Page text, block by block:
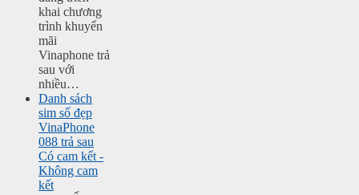
khai chương
trình khuyến
mãi
Vinaphone trả
sau với
nhiều…
Danh sách
sim số đẹp
VinaPhone
088 trả sau
Có cam kết -
Không cam
kết